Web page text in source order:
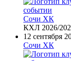
Сочи ХК
КХЛ 2026/
12 сентября
Сочи ХК